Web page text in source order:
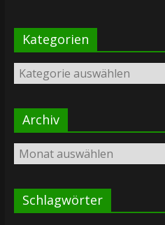
Kategorien
Kategorien
Archiv
Archiv
Schlagwörter